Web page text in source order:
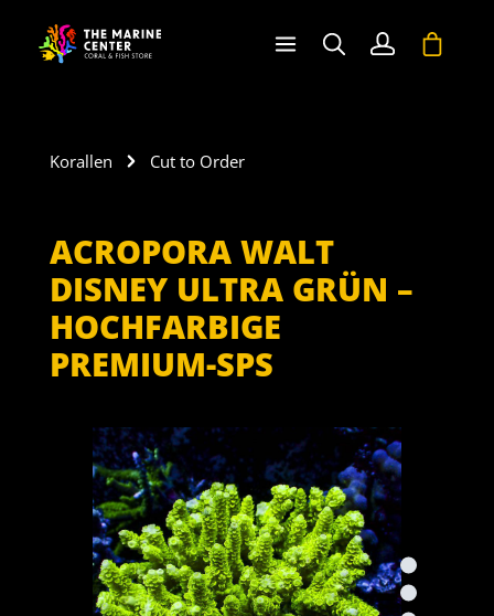
springen
Korallen Cut to Order
ACROPORA WALT
DISNEY ULTRA GRÜN –
HOCHFARBIGE
PREMIUM-SPS
Bildergalerie überspringen